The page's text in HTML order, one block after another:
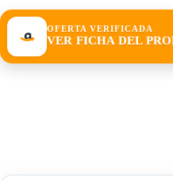
OFERTA VERIFICADA
VER FICHA DEL